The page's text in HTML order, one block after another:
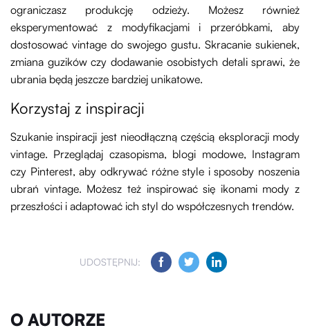
ograniczasz produkcję odzieży. Możesz również
eksperymentować z modyfikacjami i przeróbkami, aby
dostosować vintage do swojego gustu. Skracanie sukienek,
zmiana guzików czy dodawanie osobistych detali sprawi, że
ubrania będą jeszcze bardziej unikatowe.
Korzystaj z inspiracji
Szukanie inspiracji jest nieodłączną częścią eksploracji mody
vintage. Przeglądaj czasopisma, blogi modowe, Instagram
czy Pinterest, aby odkrywać różne style i sposoby noszenia
ubrań vintage. Możesz też inspirować się ikonami mody z
przeszłości i adaptować ich styl do współczesnych trendów.
UDOSTĘPNIJ:
O AUTORZE